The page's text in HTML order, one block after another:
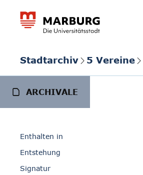
Stadtarchiv 5 Vereine
ARCHIVALE
Enthalten in
Entstehung
Signatur